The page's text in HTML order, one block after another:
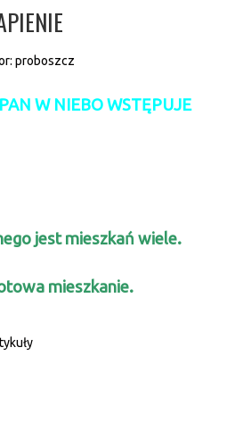
proboszcz
W NIEBO WSTĘPUJE
jest mieszkań wiele.
mieszkanie.